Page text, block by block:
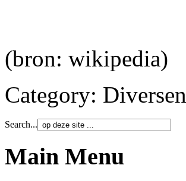
(bron: wikipedia)
Category: Diversen
Search...
Main Menu